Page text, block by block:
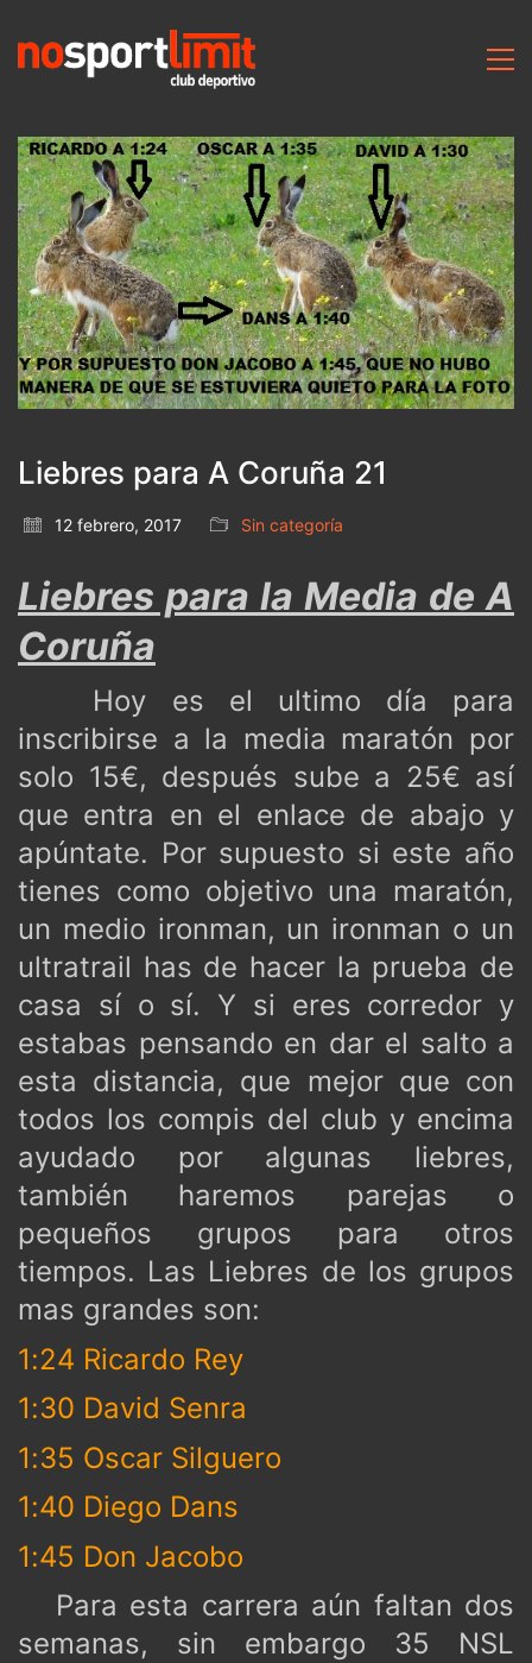
Liebres para A Coruña 21
12 febrero, 2017 Sin categoría
Liebres para la Media de A
Coruña
Hoy es el ultimo día para
inscribirse a la media maratón por
solo 15€, después sube a 25€ así
que entra en el enlace de abajo y
apúntate. Por supuesto si este año
tienes como objetivo una maratón,
un medio ironman, un ironman o un
ultratrail has de hacer la prueba de
casa sí o sí. Y si eres corredor y
estabas pensando en dar el salto a
esta distancia, que mejor que con
todos los compis del club y encima
ayudado por algunas liebres,
también haremos parejas o
pequeños grupos para otros
tiempos. Las Liebres de los grupos
mas grandes son:
1:24 Ricardo Rey
1:30 David Senra
1:35 Oscar Silguero
1:40 Diego Dans
1:45 Don Jacobo
Para esta carrera aún faltan dos
semanas, sin embargo 35 NSL